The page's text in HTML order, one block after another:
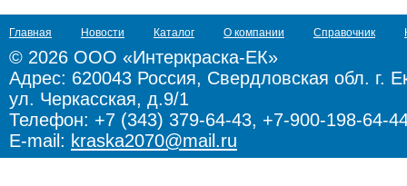
Главная Новости Каталог О компании Справочник
© 2026 ООО «Интеркраска-ЕК»
Адрес: 620043 Россия, Свердловская обл. г.
ул. Черкасская, д.9/1
Телефон: +7 (343) 379-64-43, +7-900-198-64-
E-mail: kraska2070@mail.ru